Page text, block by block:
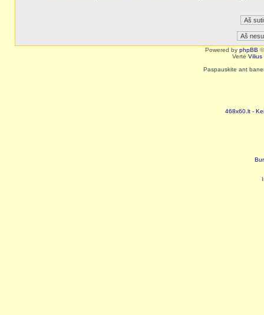
Powered by phpBB
Vertė Vilius
Paspauskite ant
468x60.lt -